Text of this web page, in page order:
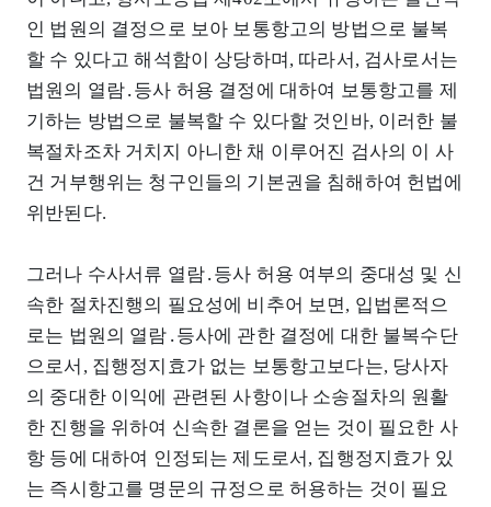
인 법원의 결정으로 보아 보통항고의 방법으로 불복
할 수 있다고 해석함이 상당하며, 따라서, 검사로서는
법원의 열람․등사 허용 결정에 대하여 보통항고를 제
기하는 방법으로 불복할 수 있다할 것인바, 이러한 불
복절차조차 거치지 아니한 채 이루어진 검사의 이 사
건 거부행위는 청구인들의 기본권을 침해하여 헌법에
위반된다.
그러나 수사서류 열람․등사 허용 여부의 중대성 및 신
속한 절차진행의 필요성에 비추어 보면, 입법론적으
로는 법원의 열람․등사에 관한 결정에 대한 불복수단
으로서, 집행정지효가 없는 보통항고보다는, 당사자
의 중대한 이익에 관련된 사항이나 소송절차의 원활
한 진행을 위하여 신속한 결론을 얻는 것이 필요한 사
항 등에 대하여 인정되는 제도로서, 집행정지효가 있
는 즉시항고를 명문의 규정으로 허용하는 것이 필요